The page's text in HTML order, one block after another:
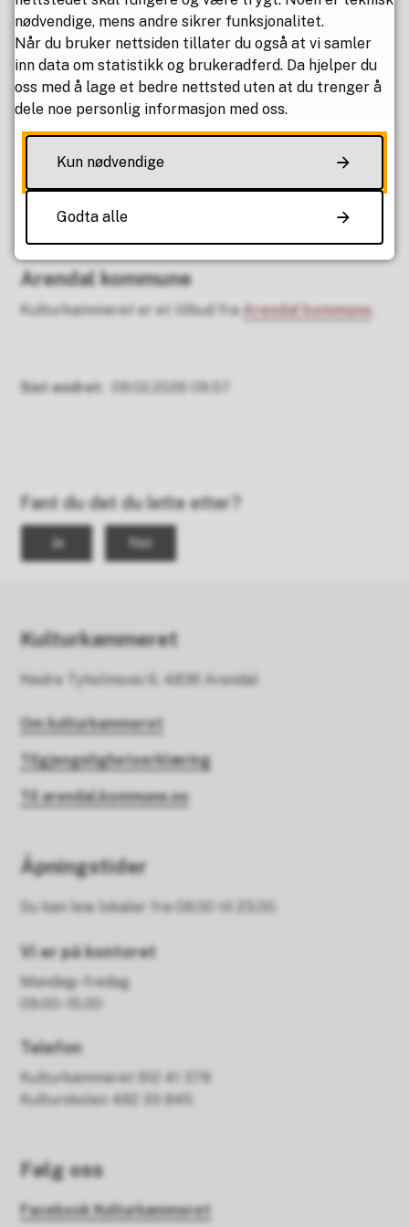
Prosjektrom
Møterom
2 lydstudio
Visuelt verksted
Disse tilbudene finner du foreløpig i
Kulturkammeret
Arendal kommune
Kulturkammeret er et tilbud fra Arendal kommune
Sist endret
Fant du det du lette etter?
Ja Nei
Kulturkammeret
Nedre Tyholmsvei 6, 4836 Arendal
Om kulturkammeret
Tilgjengelighetserklæring
Til arendal.kommune.no
Åpningstider
Du kan leie lokaler fra 08.00 til 23.00.
Vi er på kontoret
Mandag–fredag
09.00–15.00
Telefon
Kulturkammeret 912 41 378
Kulturskolen 482 33 845
Følg oss
Facebook Kulturkammeret
nødvendige, mens andre sikrer funksjonalitet.
Når du bruker nettsiden tillater du også at vi samler
inn data om statistikk og brukeradferd. Da hjelper du
oss med å lage et bedre nettsted uten at du trenger å
dele noe personlig informasjon med oss.
Kun nødvendige
Godta alle